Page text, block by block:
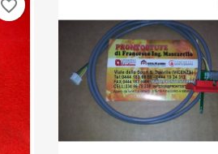
favorite_border